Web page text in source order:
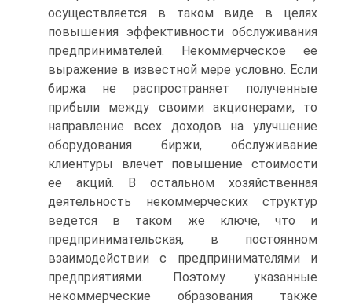
осуществляется в таком виде в целях
повышения эффективности обслуживания
предпринимателей. Некоммерческое ее
выражение в известной мере условно. Если
биржа не распространяет полученные
прибыли между своими акционерами, то
направление всех доходов на улучшение
оборудования биржи, обслуживание
клиентуры влечет повышение стоимости
ее акций. В остальном хозяйственная
деятельность некоммерческих структур
ведется в таком же ключе, что и
предпринимательская, в постоянном
взаимодействии с предпринимателями и
предприятиями. Поэтому указанные
некоммерческие образования также